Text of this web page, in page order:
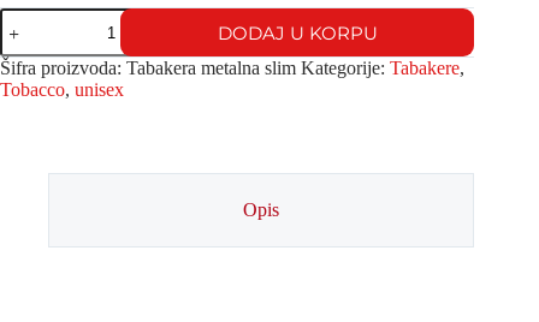
DODAJ U KORPU
Šifra proizvoda: Tabakera metalna slim Kategorije: Tabakere,
Tobacco, unisex
Opis